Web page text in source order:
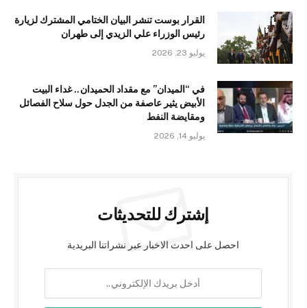
القرار بوست تنشر البيان الختامي المشترك لزيارة
رئيس الوزراء علي الزيدي إلى طهران
يوليو 23, 2026
في “الميدان” مع مقداد الحميدان.. غداء البيت
الأبيض يثير عاصفة من الجدل حول سلاح الفصائل
ومقايضة النفط
يوليو 14, 2026
إشترك للتحديثات
احصل على احدث الاخبار عبر نشراتنا البريدية